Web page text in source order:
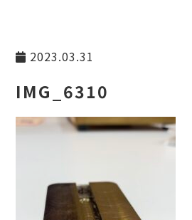
2023.03.31
IMG_6310